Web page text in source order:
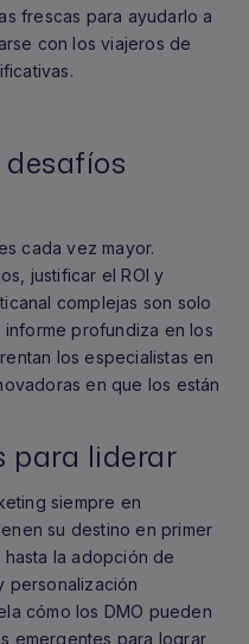
frescas para ayudarlo a
con los viajeros de
cada vez mayor.
justificar el ROI y
complejas son solo
profundiza en los
los especialistas en
en que los están
para liderar
siempre en
su destino en primer
la adopción de
personalización
cómo los DMO pueden
emergentes para lograr